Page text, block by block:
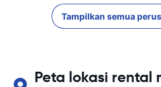
Tampilkan semua
Peta lokasi rental